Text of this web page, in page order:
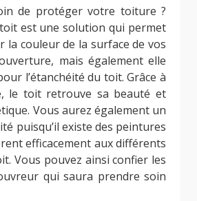
de protéger votre toiture ?
est une solution qui permet
couleur de la surface de vos
mais également elle
l’étanchéité du toit. Grâce à
le toit retrouve sa beauté et
Vous aurez également un
puisqu’il existe des peintures
efficacement aux différents
Vous pouvez ainsi confier les
qui saura prendre soin